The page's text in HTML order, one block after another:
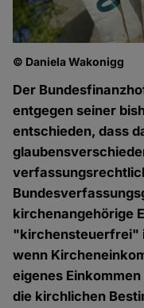
© Daniela Wakonigg
Der
entgegen seiner
entschieden, dass
kirchenangehörige
"kirchensteuerfrei"
wenn
eigenes
die kirchlichen